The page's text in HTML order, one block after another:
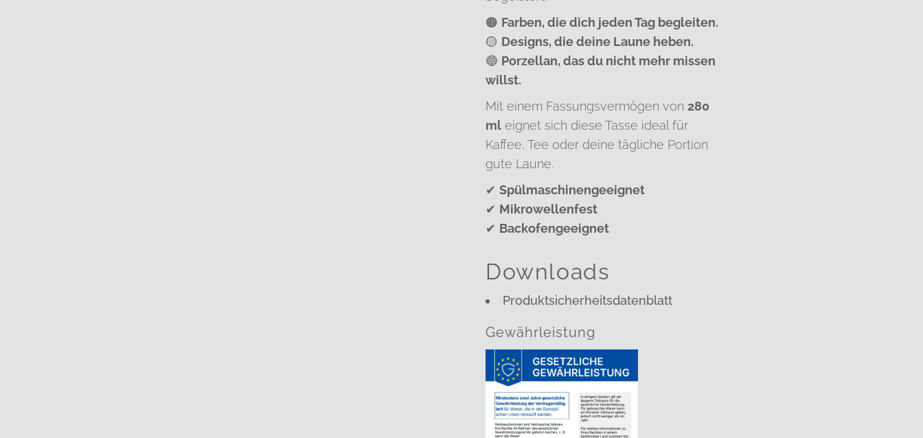
🟠 Farben, die dich jeden Tag begleiten.
🟡 Designs, die deine Laune heben.
🔵 Porzellan, das du nicht mehr missen
willst.
Mit einem Fassungsvermögen von 280
mleignet sich diese Tasse ideal für
Kaffee, Tee oder deine tägliche Portion
gute Laune.
✔ Spülmaschinengeeignet
✔ Mikrowellenfest
✔ Backofengeeignet
Downloads
Produktsicherheitsdatenblatt
Gewährleistung